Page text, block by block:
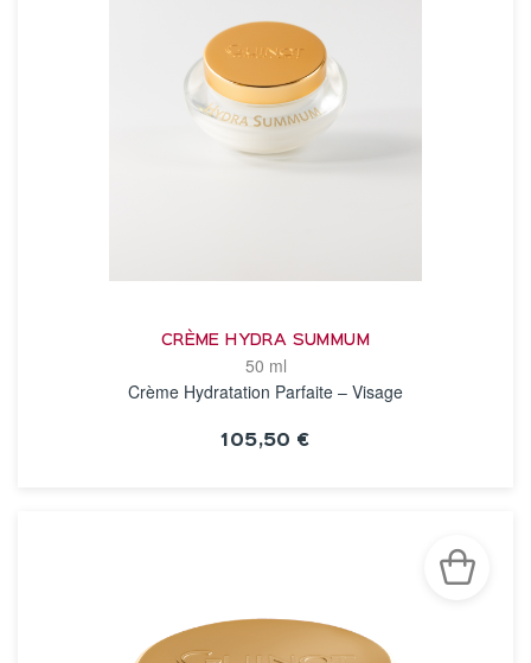
CRÈME HYDRA SUMMUM
50 ml
Crème Hydratation Parfaite – Visage
105,50 €